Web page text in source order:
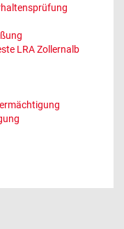
LRA Zollernalb